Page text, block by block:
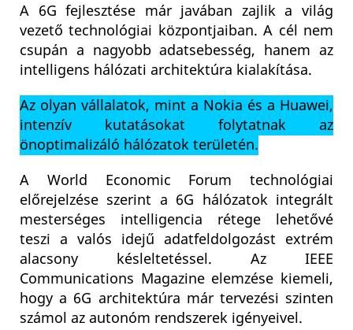
A 6G fejlesztése már javában zajlik a világ
vezető technológiai központjaiban. A cél nem
csupán a nagyobb adatsebesség, hanem az
intelligens hálózati architektúra kialakítása.
Az olyan vállalatok, mint a Nokia és a Huawei,
intenzív kutatásokat folytatnak az
önoptimalizáló hálózatok területén.
A World Economic Forum technológiai
előrejelzése szerint a 6G hálózatok integrált
mesterséges intelligencia rétege lehetővé
teszi a valós idejű adatfeldolgozást extrém
alacsony késleltetéssel. Az IEEE
Communications Magazine elemzése kiemeli,
hogy a 6G architektúra már tervezési szinten
számol az autonóm rendszerek igényeivel.